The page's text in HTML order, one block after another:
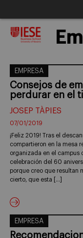
EMPRESA
Consejos de
perdurar en el
JOSEP TÀPIES
07/01/2019
¡Feliz 2019! Tras el
compartieron en la mesa
organizada en el campus
celebración del 60
porque creo que resultan
cierto, que esta […]
EMPRESA